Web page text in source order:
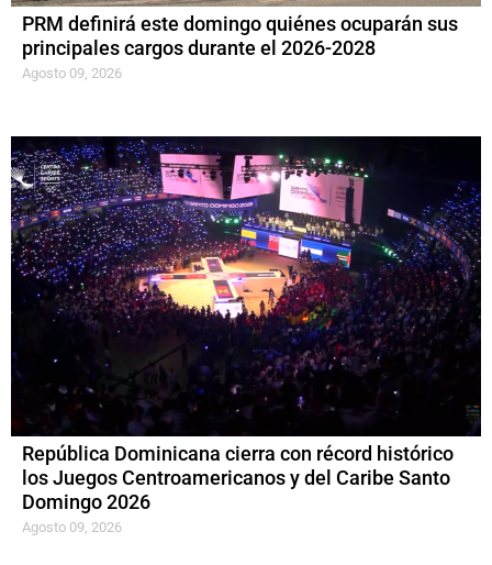
PRM definirá este domingo quiénes ocuparán sus
principales cargos durante el 2026-2028
Agosto 09, 2026
República Dominicana cierra con récord histórico
los Juegos Centroamericanos y del Caribe Santo
Domingo 2026
Agosto 09, 2026